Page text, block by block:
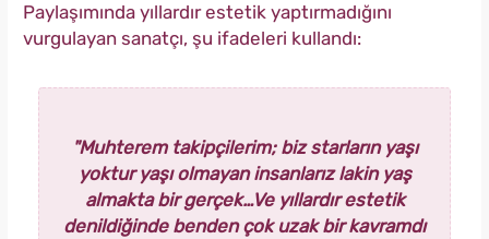
Paylaşımında yıllardır estetik yaptırmadığını
vurgulayan sanatçı, şu ifadeleri kullandı:
"Muhterem takipçilerim; biz starların yaşı
yoktur yaşı olmayan insanlarız lakin yaş
almakta bir gerçek…Ve yıllardır estetik
denildiğinde benden çok uzak bir kavramdı